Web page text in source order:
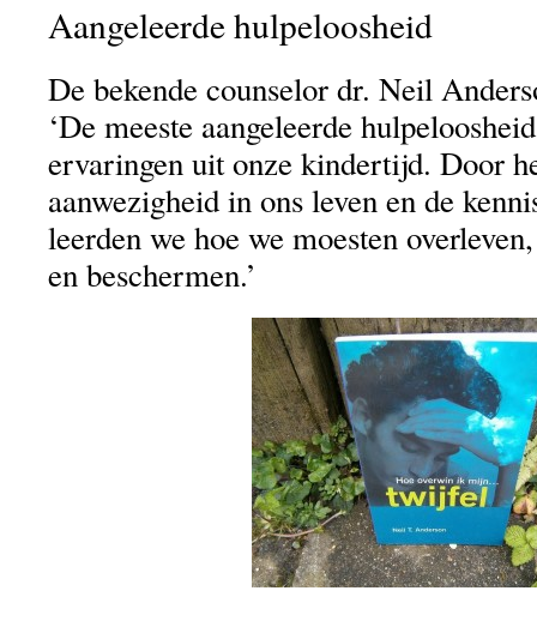
Aangeleerde hulpeloosheid
De bekende counselor dr. Neil
‘De meeste aangeleerde
ervaringen uit onze kindertijd. Door
aanwezigheid in ons leven en de
leerden we hoe we moesten
en beschermen.’